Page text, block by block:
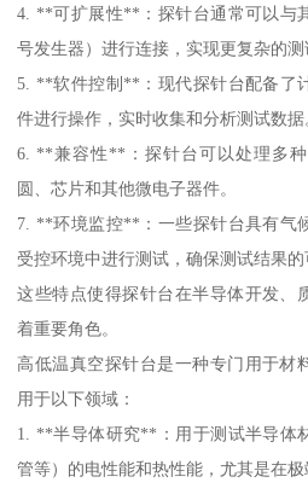
4. **可扩展性**：探针台通常可以与
号发生器）进行连接，实现更复杂的测
5. **软件控制**：现代探针台配备了
件进行操作，实时收集和分析测试数据
6. **兼容性**：探针台可以处理多
圆、芯片和其他微电子器件。
7. **环境监控**：一些探针台具有气
受控环境中进行测试，确保测试结果的
这些特点使得探针台在半导体开发、
着重要角色。
高低温真空探针台是一种专门用于材
用于以下领域：
1. **半导体研究**：用于测试半导体
管等）的电性能和热性能，尤其是在极